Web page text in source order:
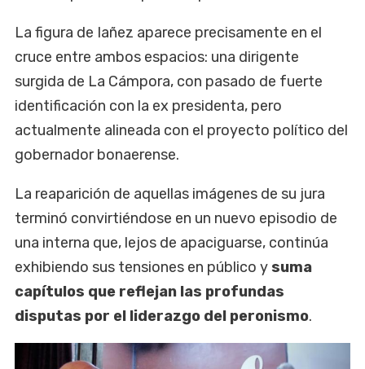
La figura de Iañez aparece precisamente en el
cruce entre ambos espacios: una dirigente
surgida de La Cámpora, con pasado de fuerte
identificación con la ex presidenta, pero
actualmente alineada con el proyecto político del
gobernador bonaerense.
La reaparición de aquellas imágenes de su jura
terminó convirtiéndose en un nuevo episodio de
una interna que, lejos de apaciguarse, continúa
exhibiendo sus tensiones en público y suma
capítulos que reflejan las profundas
disputas por el liderazgo del peronismo.